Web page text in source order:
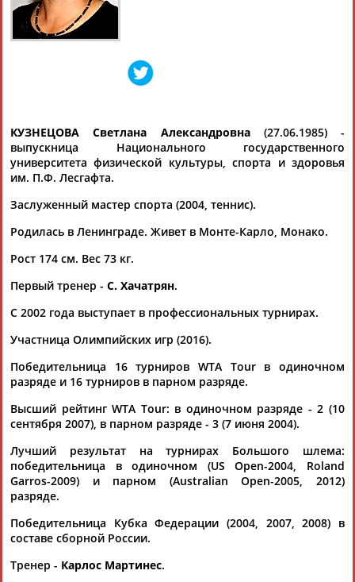
Тамилла
АБАСОВА
Флюра
АББАТЕ-
Татьяна
АББЯСОВА
Акжана
Артур
Каримжан
АБДРАХМАНОВ
Аделя
АБДРАХМАНОВА
Андрей
АБДУВАЛИЕВ
Герман
АБДУЛАЕВ
Рамазан
Тагир
КУЗНЕЦОВА Светлана Александровна(27.06.1985) -
выпускница Национального государственного
университета физической культуры, спорта и здоровья
им. П.Ф. Лесгафта.
Заслуженный мастер спорта (2004, теннис).
Родилась в Ленинграде. Живет в Монте-Карло, Монако.
Рост 174 см. Вес 73 кг.
Первый тренер - С. Хачатрян.
С 2002 года выступает в профессиональных турнирах.
Участница Олимпийских игр (2016).
Победительница 16 турниров WTA Tour в одиночном
разряде и 16 турниров в парном разряде.
Высший рейтинг WTA Tour: в одиночном разряде - 2 (10
сентября 2007), в парном разряде - 3 (7 июня 2004).
Лучший результат на турнирах Большого шлема:
победительница в одиночном (US Open-2004, Roland
Garros-2009) и парном (Australian Open-2005, 2012)
разряде.
Победительница Кубка Федерации (2004, 2007, 2008) в
составе сборной России.
Тренер - Карлос Мартинес.